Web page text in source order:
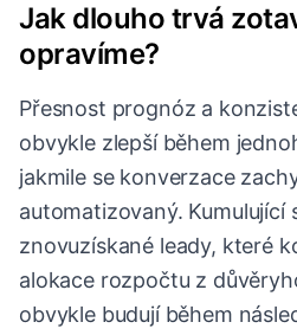
Jak dlouho trvá
opravíme?
Přesnost prognóz a
obvykle zlepší během
jakmile se konverzace
automatizovaný. Kumulující
znovuzískané leady, které
alokace rozpočtu z
obvykle budují během